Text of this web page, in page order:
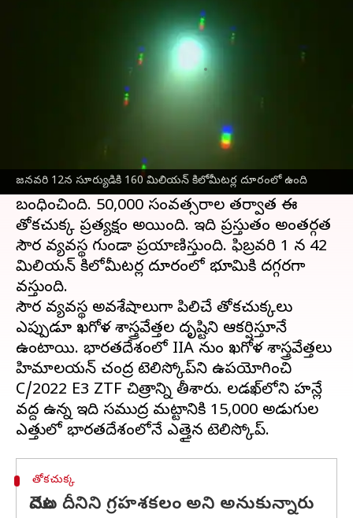
జనవరి 12న సూర్యుడికి 160 మిలియన్ కిలోమీటర్ల దూరంలో ఉంది
అరుదైన తోకచుక్క చిత్రాలను తీసిన
చంద్ర టెలిస్కోప్
Jan 12, 2023
ఇండియన్ ఇన్‌స్టిట్యూట్ ఆఫ్ ఆస్ట్రోఫిజిక్స్ (IIA)చే
నిర్వహించబడుతున్న హిమాలయన్ చంద్ర టెలిస్కోప్
C/2022 E3 (ZTF) అనేతోకచుక్కచిత్రాన్ని
బంధించింది. 50,000 సంవత్సరాల తర్వాత ఈ
తోకచుక్క ప్రత్యక్షం అయింది. ఇది ప్రస్తుతం అంతర్గత
సౌర వ్యవస్థ గుండా ప్రయాణిస్తుంది. ఫిబ్రవరి 1 న 42
మిలియన్ కిలోమీటర్ల దూరంలో భూమికి దగ్గరగా
వస్తుంది.
సౌర వ్యవస్థ అవశేషాలుగా పిలిచే తోకచుక్కలు
ఎప్పుడూ ఖగోళ శాస్త్రవేత్తల దృష్టిని ఆకర్షిస్తూనే
ఉంటాయి. భారతదేశంలో IIA నుండి ఖగోళ శాస్త్రవేత్తలు
హిమాలయన్ చంద్ర టెలిస్కోప్‌ని ఉపయోగించి
C/2022 E3 ZTF చిత్రాన్ని తీశారు. లడఖ్‌లోని హన్లే
వద్ద ఉన్న ఇది సముద్ర మట్టానికి 15,000 అడుగుల
తోకచుక్క
మొదట దీనిని గ్రహశకలం అని అనుకున్నారు